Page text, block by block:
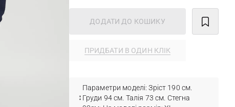
ДОДАТИ ДО КОШИКУ
ПРИДБАТИ В ОДИН КЛІК
Параметри моделі: Зріст 190 см.
Груди 94 см. Талія 73 см. Стегна